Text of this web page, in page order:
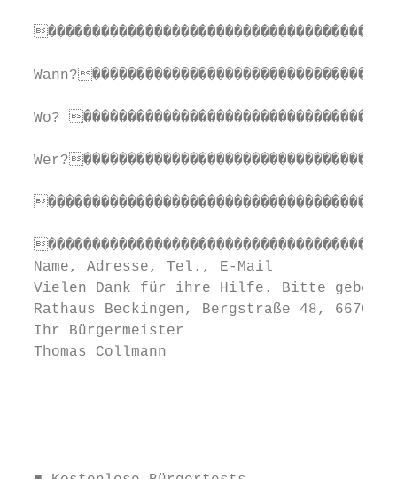
Wo?
  Name, Adresse, Tel., E-Mail
Vielen Dank für ihre Hilfe. Bitte geben
Rathaus Beckingen, Bergstraße 48, 66701
  Ihr Bürgermeister
  Thomas Collmann